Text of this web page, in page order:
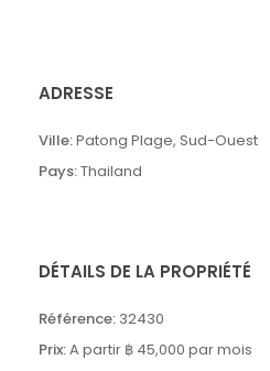
ADRESSE
Ville:Patong Plage, Sud-Ouest
Pays:Thailand
DÉTAILS DE LA PROPRIÉTÉ
Référence: 32430
Prix:A partir ฿ 45,000 par mois